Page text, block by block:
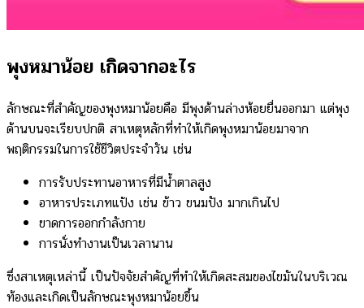
พุงหมาน้อย เกิดจากอะไร
ลักษณะที่สำคัญของพุงหมาน้อยคือ มีพุงด้านล่างห้อยยื่นออกมา แต่พุง
ด้านบนจะเรียบปกติ สาเหตุหลักที่ทำให้เกิดพุงหมาน้อยมาจาก
พฤติกรรมในการใช้ชีวิตประจำวัน เช่น
การรับประทานอาหารที่มีน้ำตาลสูง
อาหารประเภทแป้ง เช่น ข้าว ขนมปัง มากเกินไป
ขาดการออกกำลังกาย
การนั่งทำงานเป็นเวลานาน
ซึ่งสาเหตุเหล่านี้ เป็นปัจจัยสำคัญที่ทำให้เกิดสะสมของไขมันในบริเวณ
ท้องและเกิดเป็นลักษณะพุงหมาน้อยขึ้น